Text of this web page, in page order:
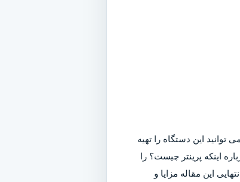
توانید این دستگاه را تهیه
اینکه پرینتر چیست؟ را
این مقاله مزایا و